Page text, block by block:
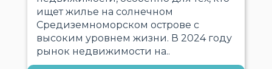
ищет жилье на солнечном
Средиземноморском острове с
высоким уровнем жизни. В 2024 году
рынок недвижимости на..